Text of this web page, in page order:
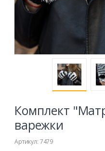
Комплект
варежки
Артикул: 7479